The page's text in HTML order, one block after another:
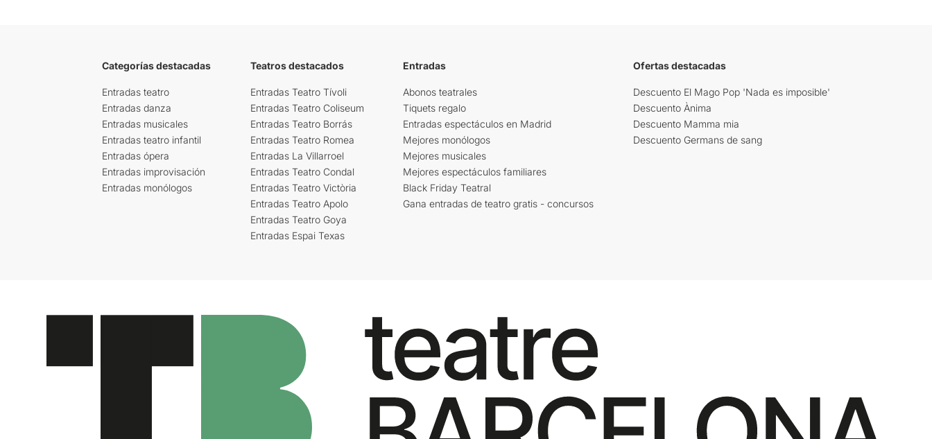
Categorías destacadas
Entradas teatro
Entradas danza
Entradas musicales
Entradas teatro infantil
Entradas ópera
Entradas improvisación
Entradas monólogos
Teatros destacados
Entradas Teatro Tívoli
Entradas Teatro Coliseum
Entradas Teatro Borrás
Entradas Teatro Romea
Entradas La Villarroel
Entradas Teatro Condal
Entradas Teatro Victòria
Entradas Teatro Apolo
Entradas Teatro Goya
Entradas Espai Texas
Entradas
Abonos teatrales
Tiquets regalo
Entradas espectáculos en Madrid
Mejores monólogos
Mejores musicales
Mejores espectáculos familiares
Black Friday Teatral
Gana entradas de teatro gratis - concursos
Ofertas destacadas
Descuento El Mago Pop 'Nada es imposible'
Descuento Ànima
Descuento Mamma mia
Descuento Germans de sang